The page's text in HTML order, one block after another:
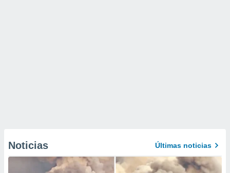
Noticias Últimas noticias